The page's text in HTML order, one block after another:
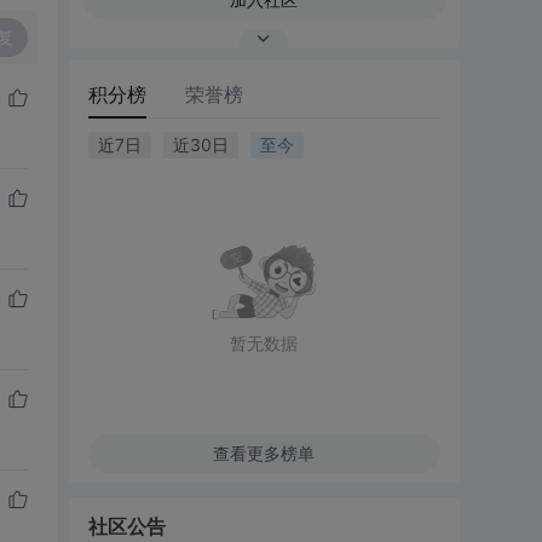
积分榜 荣誉榜
近7日 近30日 至今
暂无数据
查看更多榜单
社区公告